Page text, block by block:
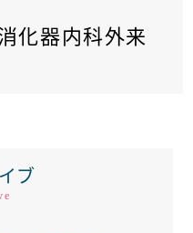
化器内科外来
ブ